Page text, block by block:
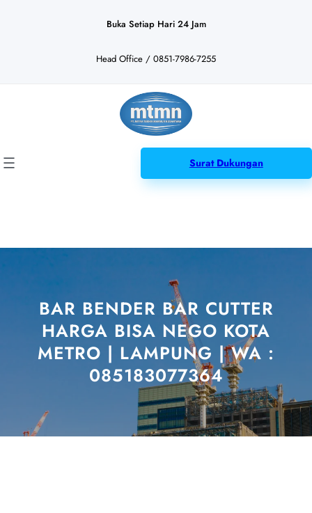
Buka Setiap Hari 24 Jam
Head Office / 0851-7986-7255
Surat Dukungan
BAR BENDER BAR CUTTER
HARGA BISA NEGO KOTA
METRO | LAMPUNG | WA :
085183077364